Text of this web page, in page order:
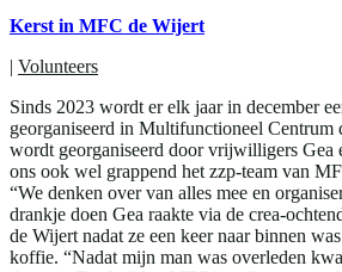
Kerst in MFC de Wijert
| Volunteers
Sinds 2023 wordt er elk jaar in december
georganiseerd in Multifunctioneel Centrum
wordt georganiseerd door vrijwilligers Gea
ons ook wel grappend het zzp-team van
“We denken over van alles mee en
drankje doen Gea raakte via de crea-
de Wijert nadat ze een keer naar binnen
koffie. “Nadat mijn man was overleden